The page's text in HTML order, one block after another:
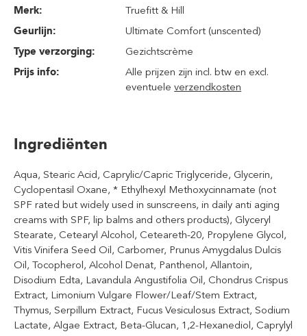
Merk:
Truefitt & Hill
Geurlijn:
Ultimate Comfort (unscented)
Type verzorging:
Gezichtscrème
Prijs info:
Alle prijzen zijn incl. btw en excl.
eventueleverzendkosten
Ingrediënten
Aqua, Stearic Acid, Caprylic/Capric Triglyceride, Glycerin,
Cyclopentasil Oxane, * Ethylhexyl Methoxycinnamate (not
SPF rated but widely used in sunscreens, in daily anti aging
creams with SPF, lip balms and others products), Glyceryl
Stearate, Cetearyl Alcohol, Ceteareth-20, Propylene Glycol,
Vitis Vinifera Seed Oil, Carbomer, Prunus Amygdalus Dulcis
Oil, Tocopherol, Alcohol Denat, Panthenol, Allantoin,
Disodium Edta, Lavandula Angustifolia Oil, Chondrus Crispus
Extract, Limonium Vulgare Flower/Leaf/Stem Extract,
Thymus, Serpillum Extract, Fucus Vesiculosus Extract, Sodium
Lactate, Algae Extract, Beta-Glucan, 1,2-Hexanediol, Caprylyl